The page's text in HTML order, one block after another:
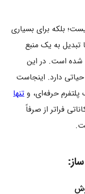
بلکه برای بسیاری
به یک منبع
شده است. در این
دارد. اینجاست
حرفه‌ای، و تنها
فراتر از صرفاً